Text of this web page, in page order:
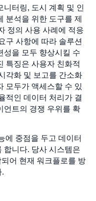
니터링, 도시 계획 및 인
분석을 위한 도구를 제
정의 사용 사례에 적응
구 사항에 따라 솔루션
성을 모두 향상시킬 수
특징은 사용자 친화적
각화 및 보고를 간소화
모두가 액세스할 수 있
적인 데이터 처리가 결
언트의 경쟁 우위를 확
에 중점을 두고 데이터
합니다. 당사 시스템은
어 현재 워크플로를 방
.